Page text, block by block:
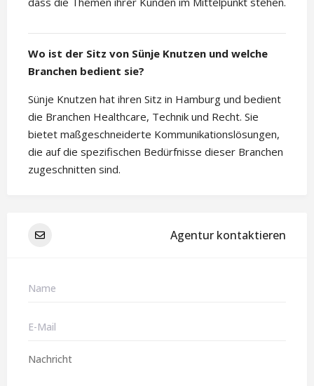
Wo ist der Sitz von Sünje Knutzen und welche
Branchen bedient sie?
Sünje Knutzen hat ihren Sitz in Hamburg und bedient
die Branchen Healthcare, Technik und Recht. Sie
bietet maßgeschneiderte Kommunikationslösungen,
die auf die spezifischen Bedürfnisse dieser Branchen
zugeschnitten sind.
Agentur kontaktieren